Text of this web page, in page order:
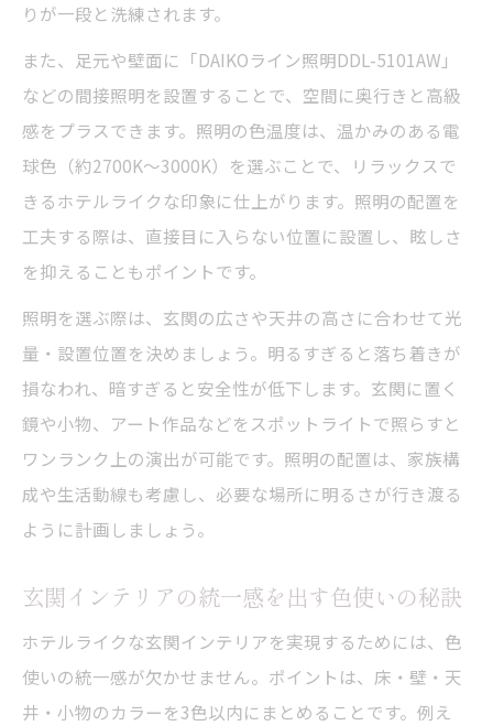
りが一段と洗練されます。
また、足元や壁面に「DAIKOライン照明DDL-5101AW」
などの間接照明を設置することで、空間に奥行きと高級
感をプラスできます。照明の色温度は、温かみのある電
球色（約2700K〜3000K）を選ぶことで、リラックスで
きるホテルライクな印象に仕上がります。照明の配置を
工夫する際は、直接目に入らない位置に設置し、眩しさ
を抑えることもポイントです。
照明を選ぶ際は、玄関の広さや天井の高さに合わせて光
量・設置位置を決めましょう。明るすぎると落ち着きが
損なわれ、暗すぎると安全性が低下します。玄関に置く
鏡や小物、アート作品などをスポットライトで照らすと
ワンランク上の演出が可能です。照明の配置は、家族構
成や生活動線も考慮し、必要な場所に明るさが行き渡る
ように計画しましょう。
玄関インテリアの統一感を出す色使いの秘訣
ホテルライクな玄関インテリアを実現するためには、色
使いの統一感が欠かせません。ポイントは、床・壁・天
井・小物のカラーを3色以内にまとめることです。例え